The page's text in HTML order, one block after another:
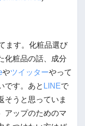
ます。化粧品選び
化粧品の話、成分
やツイッターやって
です。あと LINEで
そうと思っていま
アップのためのマ